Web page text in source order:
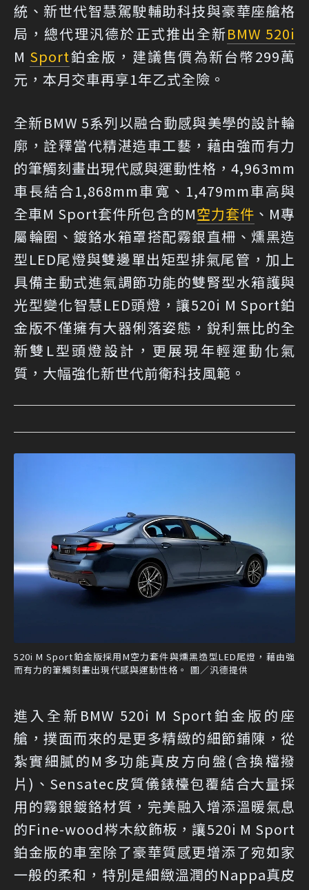
統、新世代智慧駕駛輔助科技與豪華座艙格
局，總代理汎德於正式推出全新BMW 520i
M Sport鉑金版，建議售價為新台幣299萬
元，本月交車再享1年乙式全險。
全新BMW 5系列以融合動感與美學的設計輪
廓，詮釋當代精湛造車工藝，藉由強而有力
的筆觸刻畫出現代感與運動性格，4,963mm
車長結合1,868mm車寬、1,479mm車高與
全車M Sport套件所包含的M空力套件 、M專
屬輪圈、鍍鉻水箱罩搭配霧銀直柵、燻黑造
型LED尾燈與雙邊單出矩型排氣尾管，加上
具備主動式進氣調節功能的雙腎型水箱護與
光型變化智慧LED頭燈，讓520i M Sport鉑
金版不僅擁有大器俐落姿態，銳利無比的全
新雙L型頭燈設計，更展現年輕運動化氣
質，大幅強化新世代前衛科技風範。
520i M Sport鉑金版採用M空力套件與燻黑造型LED尾燈，藉由強
而有力的筆觸刻畫出現代感與運動性格。 圖／汎德提供
進入全新BMW 520i M Sport鉑金版的座
艙，撲面而來的是更多精緻的細節鋪陳，從
紮實細膩的M多功能真皮方向盤(含換檔撥
片)、Sensatec皮質儀錶檯包覆結合大量採
用的霧銀鍍鉻材質，完美融入增添溫暖氣息
的Fine-wood梣木紋飾板，讓520i M Sport
鉑金版的車室除了豪華質感更增添了宛如家
一般的柔和，特別是細緻溫潤的Nappa真皮